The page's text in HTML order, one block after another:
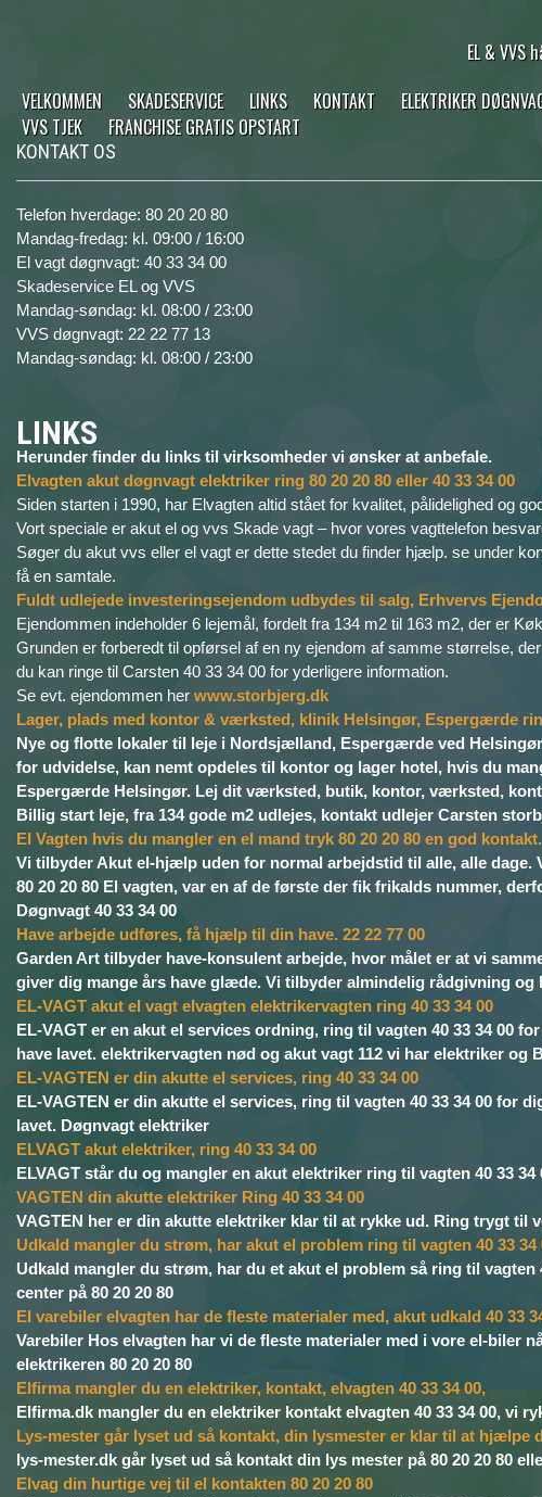
EL & VVS
VELKOMMEN
SKADESERVICE LINKS KONTAKT ELEKTRIKER
VVS TJEK
FRANCHISE GRATIS OPSTART
KONTAKT OS
Telefon hverdage: 80 20 20 80
Mandag-fredag: kl. 09:00 / 16:00
El vagt døgnvagt: 40 33 34 00
Skadeservice EL og VVS
Mandag-søndag: kl. 08:00 / 23:00
VVS døgnvagt: 22 22 77 13
Mandag-søndag: kl. 08:00 / 23:00
LINKS
Herunder finder du links til virksomheder vi ønsker at anbefale.
Elvagten akut døgnvagt elektriker ring 80 20 20 80 eller 40 33 34 00
Siden starten i 1990, har Elvagten altid stået for kvalitet, pålidelighed og
Vort speciale er akut el og vvs Skade vagt – hvor vores vagttelefon
Søger du akut vvs eller el vagt er dette stedet du finder hjælp. se under
få en samtale.
Fuldt udlejede investeringsejendom udbydes til salg, Erhvervs
Ejendommen indeholder 6 lejemål, fordelt fra 134 m2 til 163 m2, der er
Grunden er forberedt til opførsel af en ny ejendom af samme størrelse,
du kan ringe til Carsten 40 33 34 00 for yderligere information.
Se evt. ejendommen her www.storbjerg.dk
Lager, plads med kontor & værksted, klinik Helsingør, Espergærde
Nye og flotte lokaler til leje i Nordsjælland, Espergærde ved
for udvidelse, kan nemt opdeles til kontor og lager hotel, hvis du
Espergærde Helsingør. Lej dit værksted, butik, kontor, værksted,
Billig start leje, fra 134 gode m2 udlejes, kontakt udlejer Carsten
El Vagten hvis du mangler en el mand tryk 80 20 20 80 en god kontakt.
Vi tilbyder Akut el-hjælp uden for normal arbejdstid til alle, alle
80 20 20 80 El vagten, var en af de første der fik frikalds nummer,
Døgnvagt 40 33 34 00
Have arbejde udføres, få hjælp til din have. 22 22 77 00
Garden Art tilbyder have-konsulent arbejde, hvor målet er at vi
giver dig mange års have glæde. Vi tilbyder almindelig rådgivning
EL-VAGT akut el vagt elvagten elektrikervagten ring 40 33 34 00
EL-VAGT er en akut el services ordning, ring til vagten 40 33 34 00
have lavet. elektrikervagten nød og akut vagt 112 vi har elektriker
EL-VAGTEN er din akutte el services, ring 40 33 34 00
EL-VAGTEN er din akutte el services, ring til vagten 40 33 34 00 for
lavet. Døgnvagt elektriker
ELVAGT akut elektriker, ring 40 33 34 00
ELVAGT står du og mangler en akut elektriker ring til vagten 40 33
VAGTEN din akutte elektriker Ring 40 33 34 00
VAGTEN her er din akutte elektriker klar til at rykke ud. Ring trygt til
Udkald mangler du strøm, har akut el problem ring til vagten 40 33 34
Udkald mangler du strøm, har du et akut el problem så ring til
center på 80 20 20 80
El varebiler elvagten har de fleste materialer med, akut udkald 40 33
Varebiler Hos elvagten har vi de fleste materialer med i vore el-biler
elektrikeren 80 20 20 80
Elfirma mangler du en elektriker, kontakt, elvagten 40 33 34 00,
Elfirma.dk mangler du en elektriker kontakt elvagten 40 33 34 00,
Lys-mester går lyset ud så kontakt, din lysmester er klar til at hjælpe
lys-mester.dk går lyset ud så kontakt din lys mester på 80 20 20 80
Elvag din hurtige vej til el kontakten 80 20 20 80